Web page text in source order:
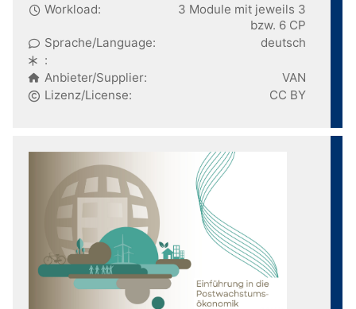
Workload:
3 Module mit jeweils 3
bzw. 6 CP
Sprache/Language:
deutsch
:
Anbieter/Supplier:
VAN
Lizenz/License:
CC BY